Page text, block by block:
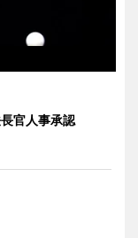
官人事承認